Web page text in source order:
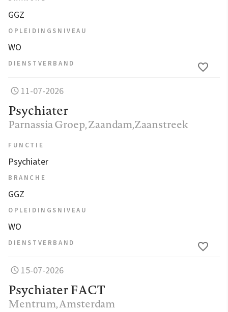
GGZ
OPLEIDINGSNIVEAU
WO
DIENSTVERBAND
11-07-2026
Psychiater
Parnassia Groep, Zaandam,Zaanstreek
FUNCTIE
Psychiater
BRANCHE
GGZ
OPLEIDINGSNIVEAU
WO
DIENSTVERBAND
15-07-2026
Psychiater FACT
Mentrum, Amsterdam